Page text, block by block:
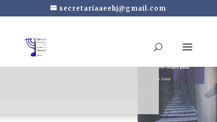
secretariaaeehj@gmail.com